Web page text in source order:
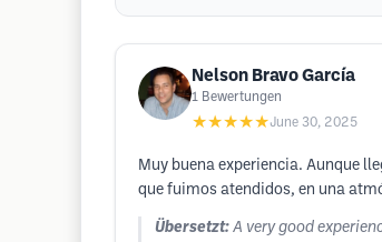
Nelson Bravo García
1 Bewertungen
★★★★★June 30, 2025
Muy buena experiencia. Aunque
que fuimos atendidos, en una
Übersetzt: A very good